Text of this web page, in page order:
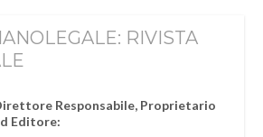
RIVISTA
Responsabile, Proprietario
Editore: